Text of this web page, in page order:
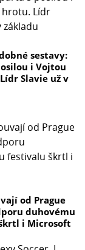
sestavy:
i Vojtou
Slavie už v
od Prague
duhovému
i Microsoft